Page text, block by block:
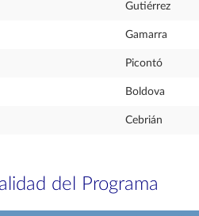
Gutiérrez
Gamarra
Picontó
Boldova
Cebrián
del Programa